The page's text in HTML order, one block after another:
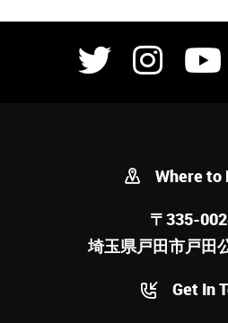
Where to
〒335-
埼玉県戸田市戸田
Get In